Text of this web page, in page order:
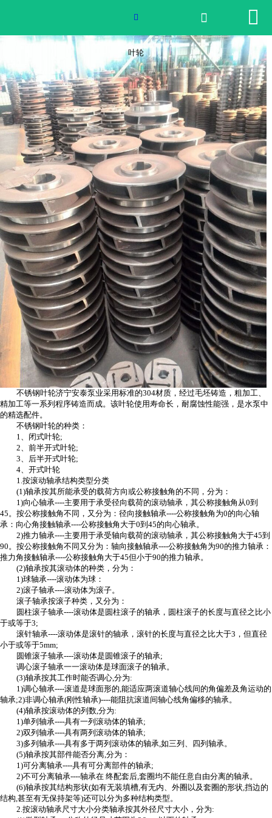
网站首页
2026世界杯官网
产品中心
荣誉资质
公司实景
公司动态
产品服务
联系我们

叶轮
 
不锈钢叶轮济宁安泰泵业采用标准的304材质，经过毛坯铸造，粗加工、
精加工等一系列程序铸造而成。该叶轮使用寿命长，耐腐蚀性能强，是水泵中
的精选配件。
不锈钢叶轮的种类：
1、闭式叶轮;
2、前半开式叶轮;
3、后半开式叶轮;
4、开式叶轮
1.按滚动轴承结构类型分类
(1)轴承按其所能承受的载荷方向或公称接触角的不同，分为：
1)向心轴承----主要用于承受径向载荷的滚动轴承，其公称接触角从0到
45。按公称接触角不同，又分为：径向接触轴承----公称接触角为0的向心轴
承：向心角接触轴承----公称接触角大于0到45的向心轴承。
2)推力轴承----主要用于承受轴向载荷的滚动轴承，其公称接触角大于45到
90。按公称接触角不同又分为：轴向接触轴承----公称接触角为90的推力轴承：
推力角接触轴承----公称接触角大于45但小于90的推力轴承。
(2)轴承按其滚动体的种类，分为：
1)球轴承----滚动体为球：
2)滚子轴承----滚动体为滚子。
滚子轴承按滚子种类，又分为：
圆柱滚子轴承----滚动体是圆柱滚子的轴承，圆柱滚子的长度与直径之比小
于或等于3;
滚针轴承----滚动体是滚针的轴承，滚针的长度与直径之比大于3，但直径
小于或等于5mm;
圆锥滚子轴承----滚动体是圆锥滚子的轴承;
调心滚子轴承一一滚动体是球面滚子的轴承。
(3)轴承按其工作时能否调心,分为:
1)调心轴承----滚道是球面形的,能适应两滚道轴心线间的角偏差及角运动的
轴承;2)非调心轴承(刚性轴承)----能阻抗滚道间轴心线角偏移的轴承。
(4)轴承按滚动体的列数,分为:
1)单列轴承----具有一列滚动体的轴承;
2)双列轴承----具有两列滚动体的轴承;
3)多列轴承----具有多于两列滚动体的轴承,如三列、四列轴承。
(5)轴承按其部件能否分离,分为：
1)可分离轴承----具有可分离部件的轴承;
2)不可分离轴承----轴承在 终配套后,套圈均不能任意自由分离的轴承。
(6)轴承按其结构形状(如有无装填槽,有无内、外圈以及套圈的形状,挡边的
结构,甚至有无保持架等)还可以分为多种结构类型。
2.按滚动轴承尺寸大小分类轴承按其外径尺寸大小，分为: